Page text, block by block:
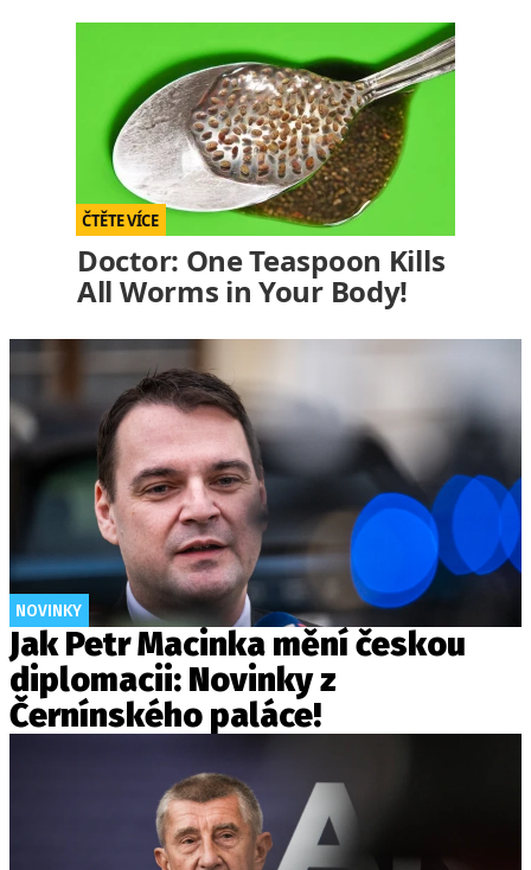
Doctor: One Teaspoon Kills
All Worms in Your Body!
NOVINKY
Jak Petr Macinka mění českou
diplomacii: Novinky z
Černínského paláce!